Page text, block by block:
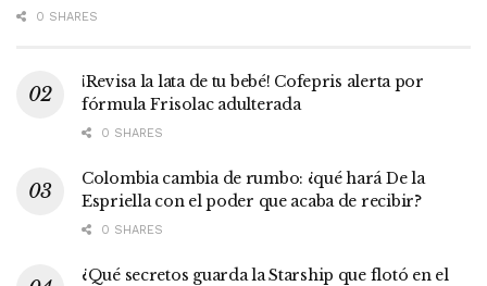
0 SHARES
¡Revisa la lata de tu bebé! Cofepris alerta por
fórmula Frisolac adulterada
0 SHARES
Colombia cambia de rumbo: ¿qué hará De la
Espriella con el poder que acaba de recibir?
0 SHARES
¿Qué secretos guarda la Starship que flotó en el